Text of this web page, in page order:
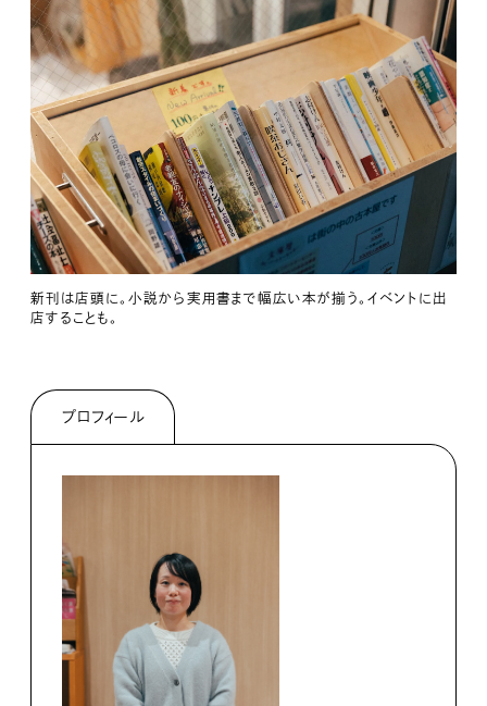
新刊は店頭に。小説から実用書まで幅広い本が揃う。イベントに出
店することも。
プロフィール